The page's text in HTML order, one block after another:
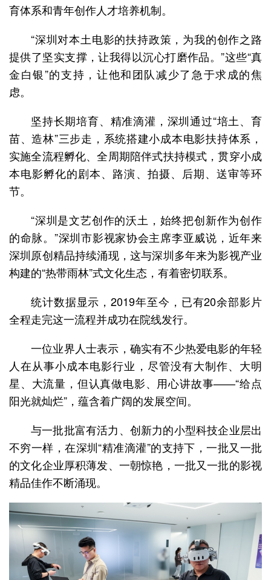
育体系和青年创作人才培养机制。
“深圳对本土电影的扶持政策，为我的创作之路
提供了坚实支撑，让我得以沉心打磨作品。”这些“真
金白银”的支持，让他和团队减少了急于求成的焦
虑。
坚持长期培育、精准滴灌，深圳通过“培土、育
苗、造林”三步走，系统搭建小成本电影扶持体系，
实施全流程孵化、全周期陪伴式扶持模式，贯穿小成
本电影孵化的剧本、路演、拍摄、后期、送审等环
节。
“深圳是文艺创作的沃土，始终把创新作为创作
的命脉。”深圳市影视家协会主席李亚威说，近年来
深圳原创精品持续涌现，这与深圳多年来为影视产业
构建的“热带雨林”式文化生态，有着密切联系。
统计数据显示，2019年至今，已有20余部影片
全程走完这一流程并成功在院线发行。
一位业界人士表示，确实有不少热爱电影的年轻
人在从事小成本电影行业，尽管没有大制作、大明
星、大流量，但认真做电影、用心讲故事——“给点
阳光就灿烂”，蕴含着广阔的发展空间。
与一批批富有活力、创新力的小型科技企业层出
不穷一样，在深圳“精准滴灌”的支持下，一批又一批
的文化企业厚积薄发、一朝惊艳，一批又一批的影视
精品佳作不断涌现。